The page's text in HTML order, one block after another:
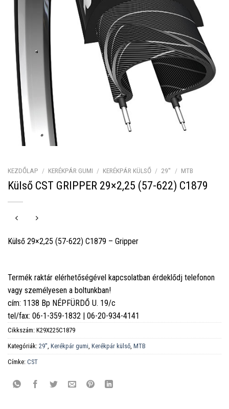
KEZDŐLAP / KERÉKPÁR GUMI / KERÉKPÁR KÜLSŐ / 29'' / MTB
Külső CST GRIPPER 29×2,25 (57-622) C1879
Külső 29×2,25 (57-622) C1879 – Gripper
Termék raktár elérhetőségével kapcsolatban érdeklődj telefonon
vagy személyesen a boltunkban!
cím: 1138 Bp NÉPFÜRDŐ U. 19/c
tel/fax: 06-1-359-1832 | 06-20-934-4141
Cikkszám: K29X225C1879
Kategóriák: 29'', Kerékpár gumi, Kerékpár külső, MTB
Címke: CST